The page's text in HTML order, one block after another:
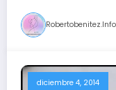
Robertobenitez.info
diciembre 4, 2014